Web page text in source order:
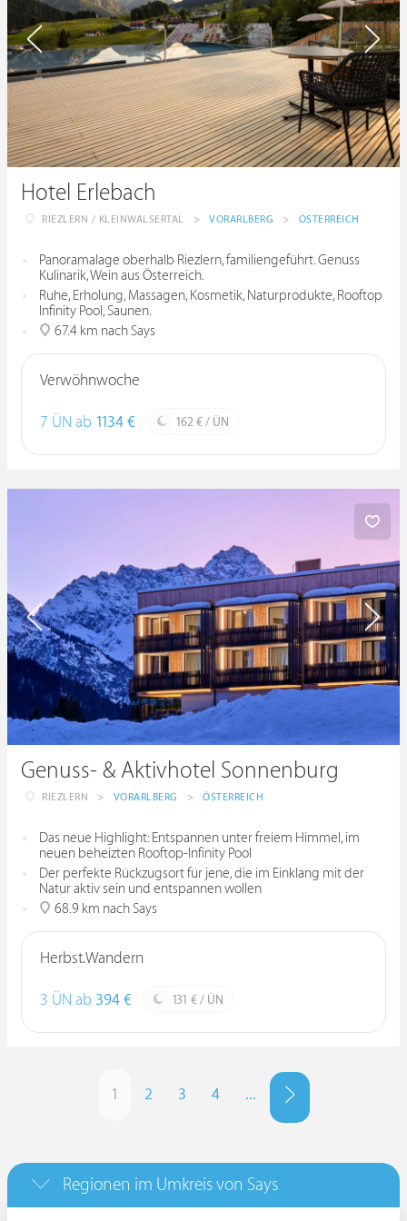
Hotel Erlebach
RIEZLERN / KLEINWALSERTAL > VORARLBERG > ÖSTERREICH
Panoramalage oberhalb Riezlern, familiengeführt. Genuss
Kulinarik, Wein aus Österreich.
Ruhe, Erholung, Massagen, Kosmetik, Naturprodukte, Rooftop
Infinity Pool, Saunen.
67.4 km nach Says
Verwöhnwoche
7 ÜN ab 1134 € 162 € / ÜN
Genuss- & Aktivhotel Sonnenburg
RIEZLERN > VORARLBERG > ÖSTERREICH
Das neue Highlight: Entspannen unter freiem Himmel, im
neuen beheizten Rooftop-Infinity Pool
Der perfekte Rückzugsort für jene, die im Einklang mit der
Natur aktiv sein und entspannen wollen
68.9 km nach Says
Herbst.Wandern
3 ÜN ab 394 € 131 € / ÜN
1 2 3 4 ...
Regionen im Umkreis von Says